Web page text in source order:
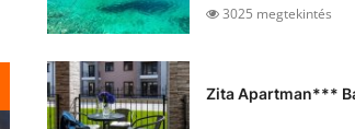
3025 megtekintés
Zita Apartman***